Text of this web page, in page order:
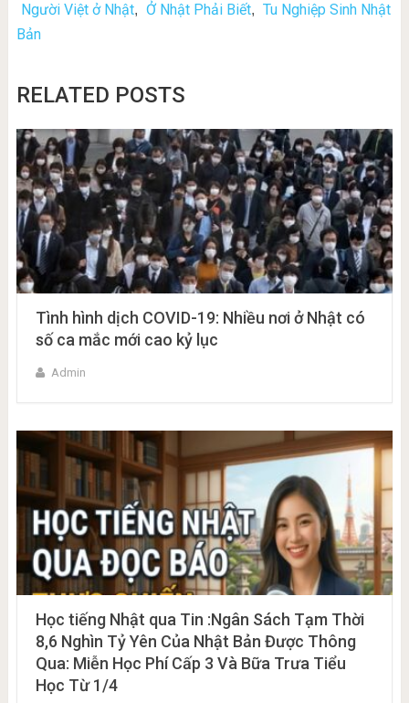
Người Việt ở Nhật, Ở Nhật Phải Biết, Tu Nghiệp Sinh Nhật
Bản
RELATED POSTS
Tình hình dịch COVID-19: Nhiều nơi ở Nhật có
số ca mắc mới cao kỷ lục
Admin
Học tiếng Nhật qua Tin :Ngân Sách Tạm Thời
8,6 Nghìn Tỷ Yên Của Nhật Bản Được Thông
Qua: Miễn Học Phí Cấp 3 Và Bữa Trưa Tiểu
Học Từ 1/4